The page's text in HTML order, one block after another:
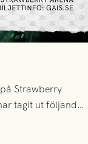
Strawberry
tagit ut följande